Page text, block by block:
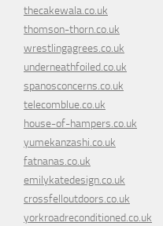
thecakewala.co.uk
thomson-thorn.co.uk
wrestlingagrees.co.uk
underneathfoiled.co.uk
spanosconcerns.co.uk
telecomblue.co.uk
house-of-hampers.co.uk
yumekanzashi.co.uk
fatnanas.co.uk
emilykatedesign.co.uk
crossfelloutdoors.co.uk
yorkroadreconditioned.co.uk